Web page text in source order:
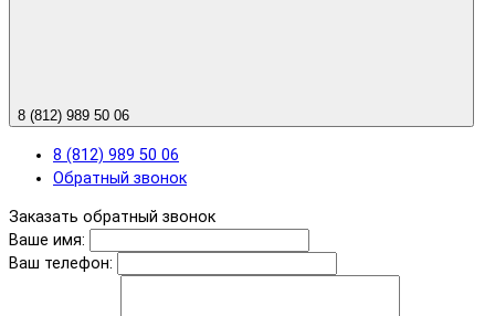
8 (812) 989 50 06
8 (812) 989 50 06
Обратный звонок
Заказать обратный звонок
Ваше имя:
Ваш телефон: